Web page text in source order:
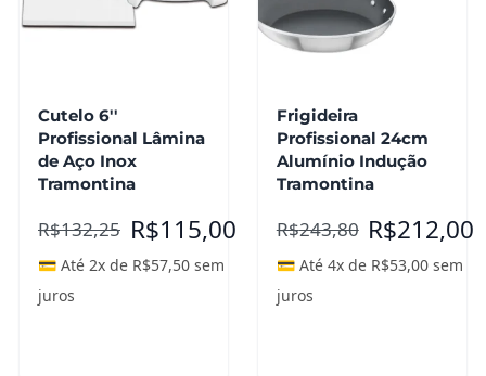
Cutelo 6''
Profissional Lâmina
de Aço Inox
Tramontina
R$132,25 R$115,00
💳 Até 2x de R$57,50 sem
juros
Frigideira
Profissional 24cm
Alumínio Indução
Tramontina
R$243,80 R$212,00
💳 Até 4x de R$53,00sem
juros